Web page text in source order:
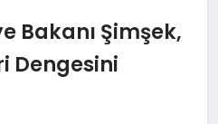
Bakanı Şimşek,
Dengesini